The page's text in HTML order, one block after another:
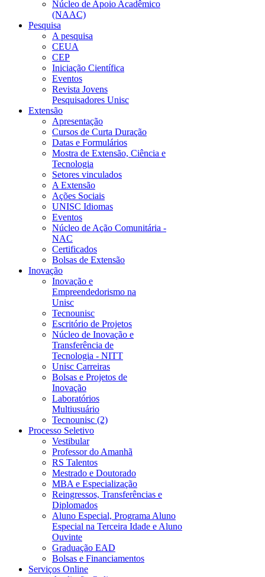
Núcleo de Apoio Acadêmico
(NAAC)
Pesquisa
A pesquisa
CEUA
CEP
Iniciação Científica
Eventos
Revista Jovens
Pesquisadores Unisc
Extensão
Apresentação
Cursos de Curta Duração
Datas e Formulários
Mostra de Extensão, Ciência e
Tecnologia
Setores vinculados
A Extensão
Ações Sociais
UNISC Idiomas
Eventos
Núcleo de Ação Comunitária -
NAC
Certificados
Bolsas de Extensão
Inovação
Inovação e
Empreendedorismo na
Unisc
Tecnounisc
Escritório de Projetos
Núcleo de Inovação e
Transferência de
Tecnologia - NITT
Unisc Carreiras
Bolsas e Projetos de
Inovação
Laboratórios
Multiusuário
Tecnounisc (2)
Processo Seletivo
Vestibular
Professor do Amanhã
RS Talentos
Mestrado e Doutorado
MBA e Especialização
Reingressos, Transferências e
Diplomados
Aluno Especial, Programa Aluno
Especial na Terceira Idade e Aluno
Ouvinte
Graduação EAD
Bolsas e Financiamentos
Serviços Online